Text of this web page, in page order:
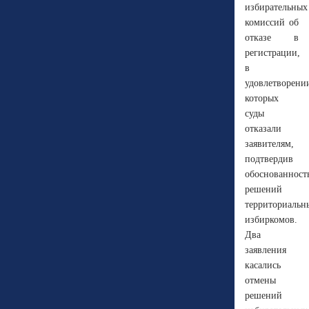
избирательных
комиссий об
отказе в
регистрации,
в
которых
суды
отказали
заявителям,
подтвердив
решений
избиркомов.
Два
заявления
касались
отмены
решений